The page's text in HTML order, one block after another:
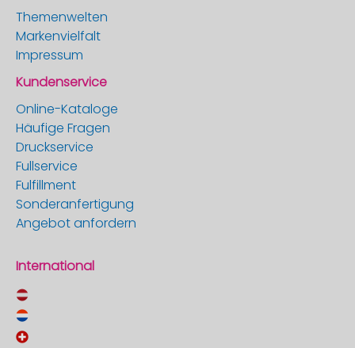
Themenwelten
Markenvielfalt
Impressum
Kundenservice
Online-Kataloge
Häufige Fragen
Druckservice
Fullservice
Fulfillment
Sonderanfertigung
Angebot anfordern
International